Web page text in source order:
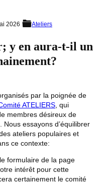
2026 Ateliers
y en aura-t-il un
par la poignée de
ATELIERS, qui
membres désireux de
essayons d’équilibrer
ateliers populaires et
ce contexte:
formulaire de la page
intérêt pour cette
certainement le comité